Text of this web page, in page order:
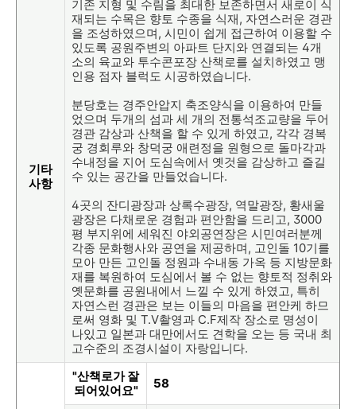
기타
사항
기존 지형 및 수림을 최대한 보존하면서 새로이 식
재되는 수목은 향토 수종을 식재, 자연스러운 경관
을 조성하였으며, 시민이 쉽게 접근하여 이용할 수
있도록 공원주변의 아파트 단지와 연결되는 4개
소의 육교와 투수콘포장 산책로를 설치하였고 맹
인용 점자 블럭도 시공하였습니다.
분당호는 경주안압지 축조양식을 이용하여 만들
었으며 두개의 섬과 세 개의 전통석조교량을 두어
경관 감상과 산책을 할 수 있게 하였고, 각각 경복
궁 경회루와 창덕궁 애련정을 원형으로 돌마각과
수내정을 지어 도심속에서 옛것을 감상하고 즐길
수 있는 공간을 만들었습니다.
4곳의 잔디광장과 상록수광장, 역말광장, 황새울
광장은 다채로운 경험과 편안함을 드리고, 3000
평 부지위에 세워진 야외공연장은 시민여러분께
각종 문화행사와 공연을 제공하며, 고인돌 10기를
모아 만든 고인돌 정원과 수내동 가옥 등 지방문화
재를 복원하여 도심에서 볼 수 없는 향토적 정취와
옛문화를 공원내에서 느낄 수 있게 하였고, 특히
자연스런 경관은 보는 이들의 마음을 편안케 하므
로써 영화 및 T.V촬영과 C.F제작 장소로 명성이
나있고 일본과 대만에서도 견학을 오는 등 국내 최
고수준의 조경시설이 자랑입니다.
"산책로가 잘
되어있어요"
58